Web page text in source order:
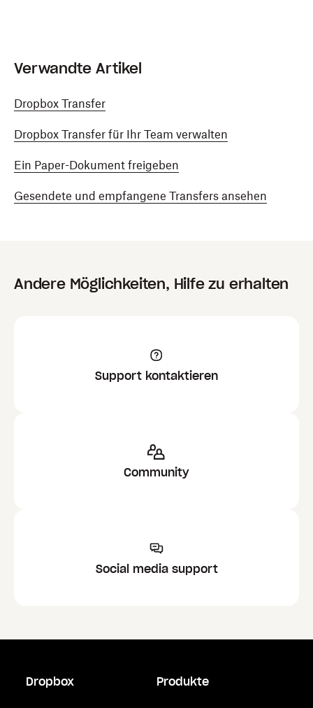
Verwandte Artikel
Dropbox Transfer
Dropbox Transfer für Ihr Team verwalten
Ein Paper-Dokument freigeben
Gesendete und empfangene Transfers ansehen
Andere Möglichkeiten, Hilfe zu erhalten
Support kontaktieren
Community
Social media support
Dropbox Produkte